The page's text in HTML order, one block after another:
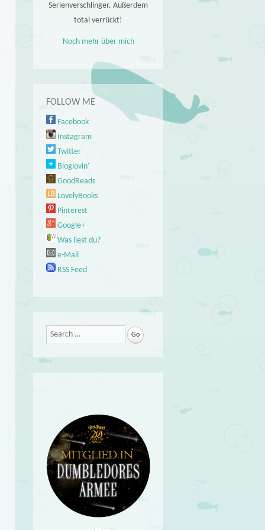
Serienverschlinger. Außerdem
total verrückt!
Noch mehr über mich
FOLLOW ME
Facebook
Instagram
Twitter
Bloglovin'
GoodReads
LovelyBooks
Pinterest
Google+
Was liest du?
e-Mail
RSS Feed
Search